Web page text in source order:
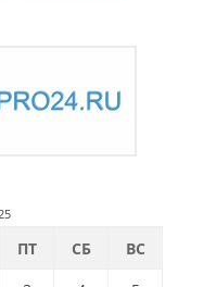
ПТ СБ
ВС